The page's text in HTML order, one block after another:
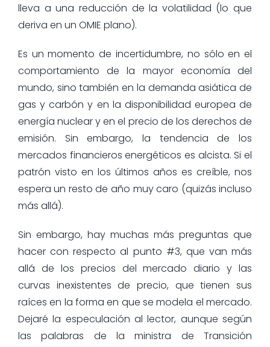
lleva a una reducción de la volatilidad (lo que
deriva en un OMIE plano).
Es un momento de incertidumbre, no sólo en el
comportamiento de la mayor economía del
mundo, sino también en la demanda asiática de
gas y carbón y en la disponibilidad europea de
energía nuclear y en el precio de los derechos de
emisión. Sin embargo, la tendencia de los
mercados financieros energéticos es alcista. Si el
patrón visto en los últimos años es creíble, nos
espera un resto de año muy caro (quizás incluso
más allá).
Sin embargo, hay muchas más preguntas que
hacer con respecto al punto #3, que van más
allá de los precios del mercado diario y las
curvas inexistentes de precio, que tienen sus
raíces en la forma en que se modela el mercado.
Dejaré la especulación al lector, aunque según
las palabras de la ministra de Transición